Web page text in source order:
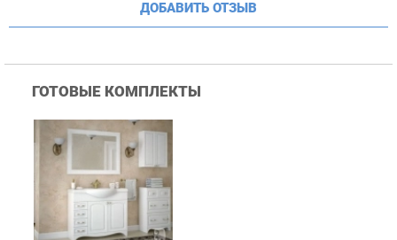
Купить
Комплект мебели для
ванной Corozo Corozo
Класика 105 Белый
57 790 ₽
ПОХОЖИЕ ТОВАРЫ